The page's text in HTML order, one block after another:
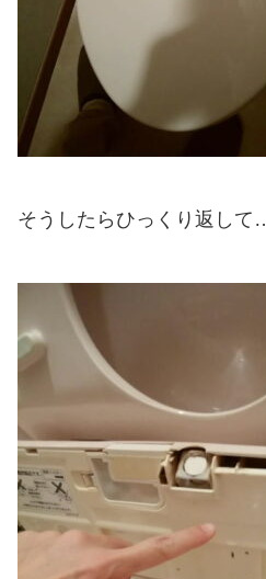
そうしたらひっくり返して